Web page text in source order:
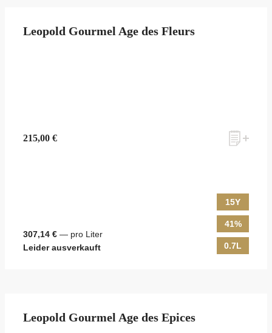
Leopold Gourmel Age des Fleurs
215,00 €
307,14 € — pro Liter
Leider ausverkauft
15Y
41%
0.7L
Leopold Gourmel Age des Epices